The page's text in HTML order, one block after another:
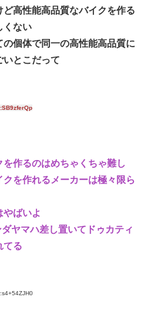
ど高性能高品質なバイクを作る
くない
個体で同一の高性能高品質に
いとこだって
作るのはめちゃくちゃ難し
を作れるメーカーは極々限ら
やばいよ
ヤマハ差し置いてドゥカティ
てる